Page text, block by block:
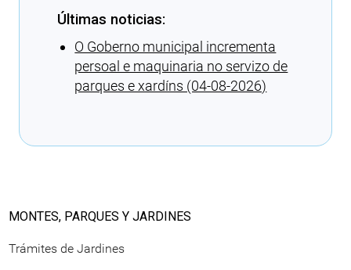
Últimas noticias:
O Goberno municipal incrementa
persoal e maquinaria no servizo de
parques e xardíns (04-08-2026)
MONTES, PARQUES Y JARDINES
Trámites de Jardines